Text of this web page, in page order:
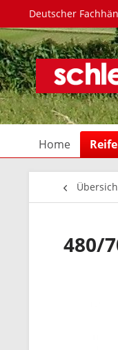
Deutscher
Home
480/